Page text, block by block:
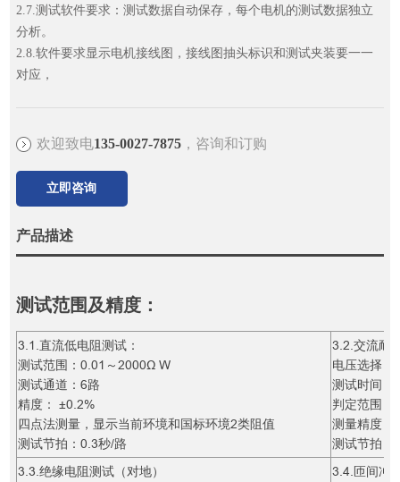
2.7.测试软件要求：测试数据自动保存，每个电机的测试数据独立
分析。
2.8.软件要求显示电机接线图，接线图抽头标识和测试夹装要一一
对应，
欢迎致电135-0027-7875，咨询和订购
立即咨询
产品描述
测试范围及精度：
3.1.直流低电阻测试：
测试范围：0.01～2000Ω W
测试通道：6路
精度： ±0.2%
四点法测量，显示当前环境和国标环境2类阻值
测试节拍：0.3秒/路
3.2.交流耐
电压选择：
测试时间：
判定范围：
测量精度：
测试节拍：
3.3.绝缘电阻测试（对地）
3.4.匝间冲